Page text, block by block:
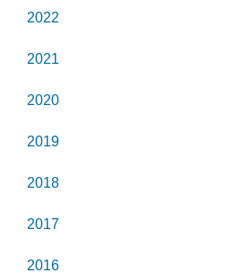
2022
2021
2020
2019
2018
2017
2016